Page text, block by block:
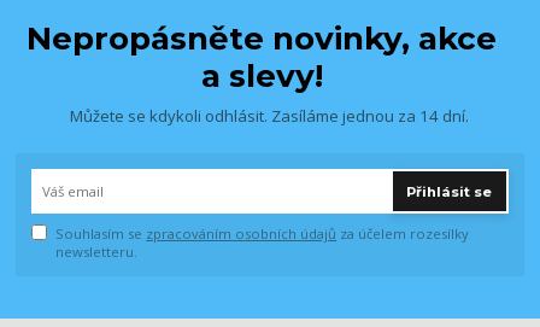
Nepropásněte novinky, akce
a slevy!
Můžete se kdykoli odhlásit. Zasíláme jednou za 14 dní.
Přihlásit se
Souhlasím se zpracováním osobních údajů za účelem rozesílky
newsletteru.